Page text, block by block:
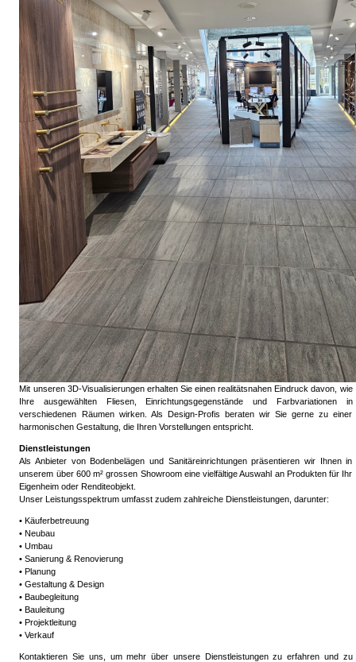
Mit unseren 3D-Visualisierungen erhalten Sie einen realitätsnahen Eindruck davon, wie
Ihre ausgewählten Fliesen, Einrichtungsgegenstände und Farbvariationen in
verschiedenen Räumen wirken. Als Design-Profis beraten wir Sie gerne zu einer
harmonischen Gestaltung, die Ihren Vorstellungen entspricht.
Dienstleistungen
Als Anbieter von Bodenbelägen und Sanitäreinrichtungen präsentieren wir Ihnen in
unserem über 600 m² grossen Showroom eine vielfältige Auswahl an Produkten für Ihr
Eigenheim oder Renditeobjekt.
Unser Leistungsspektrum umfasst zudem zahlreiche Dienstleistungen, darunter:
• Käuferbetreuung
• Neubau
• Umbau
• Sanierung & Renovierung
• Planung
• Gestaltung & Design
• Baubegleitung
• Bauleitung
• Projektleitung
• Verkauf
Kontaktieren Sie uns, um mehr über unsere Dienstleistungen zu erfahren und zu